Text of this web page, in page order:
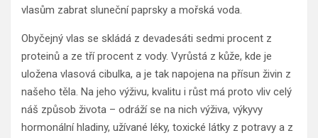
vlasům zabrat sluneční paprsky a mořská voda.
Obyčejný vlas se skládá z devadesáti sedmi procent z
proteinů a ze tří procent z vody. Vyrůstá z kůže, kde je
uložena vlasová cibulka, a je tak napojena na přísun živin z
našeho těla. Na jeho výživu, kvalitu i růst má proto vliv celý
náš způsob života – odráží se na nich výživa, výkyvy
hormonální hladiny, užívané léky, toxické látky z potravy a z